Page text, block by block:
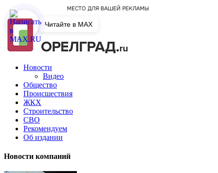
Новости
Видео
Общество
Происшествия
ЖКХ
Строительство
СВО
Рекомендуем
Об издании
Новости компаний
Читайте в MAX